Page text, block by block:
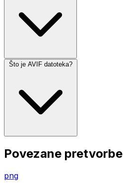
Što je AVIF datoteka?
Povezane pretvorbe
png